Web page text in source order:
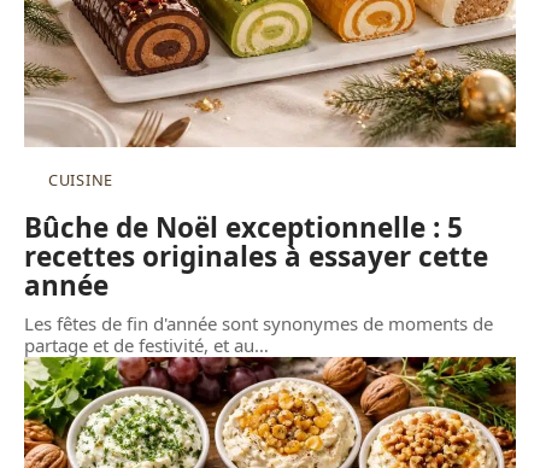
CUISINE
Bûche de Noël exceptionnelle : 5
recettes originales à essayer cette
année
Les fêtes de fin d'année sont synonymes de moments de
partage et de festivité, et au…